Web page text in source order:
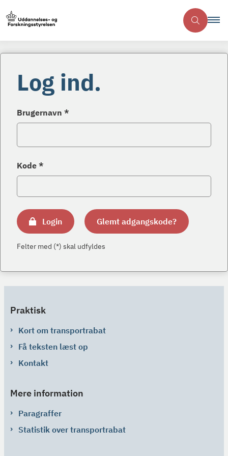
Log ind.
Brugernavn *
Kode *
Login Glemt adgangskode?
Felter med (*) skal udfyldes
Praktisk
Kort om transportrabat
Få teksten læst op
Kontakt
Mere information
Paragraffer
Statistik over transportrabat